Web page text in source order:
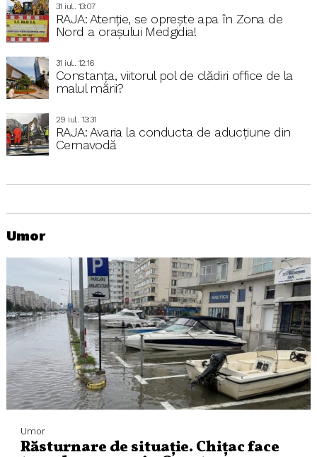
31 iul.. 13:07
RAJA: Atenție, se oprește apa în Zona de
Nord a orașului Medgidia!
31 iul.. 12:16
Constanța, viitorul pol de clădiri office de la
malul mării?
29 iul.. 13:31
RAJA: Avaria la conducta de aducțiune din
Cernavodă
Umor
Umor
Răsturnare de situație. Chițac face